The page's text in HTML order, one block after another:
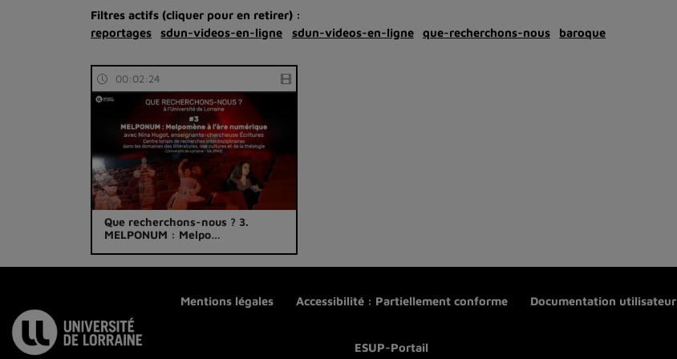
Filtres actifs (cliquer pour en retirer) :
reportages
sdun-videos-en-ligne sdun-videos-en-ligne que-recherchons-nous baroque
00:02:24
Que recherchons-nous ? 3.
MELPONUM : Melpo…
Mentions légales Accessibilité : Partiellement conforme Documentation utilisateur
ESUP-Portail